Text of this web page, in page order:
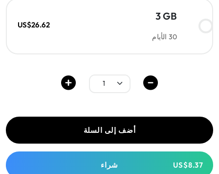
3 GB
30 الأيام
US$26.62
أضف إلى السلة
شراء US$8.37